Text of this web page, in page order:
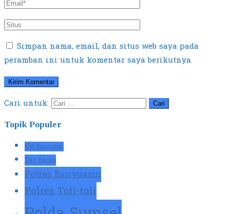
Simpan nama, email, dan situs web saya pada
peramban ini untuk komentar saya berikutnya.
Cari untuk:
Topik Populer
Kab Banyuasin
Tag Berita
Polres Banyuasin
Polres Toli-toli